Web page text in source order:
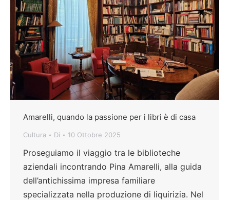
Amarelli, quando la passione per i libri è di casa
Cultura Di 10 Ottobre 2025
Proseguiamo il viaggio tra le biblioteche
aziendali incontrando Pina Amarelli, alla guida
dell’antichissima impresa familiare
specializzata nella produzione di liquirizia. Nel